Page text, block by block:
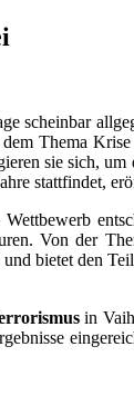
scheinbar
Thema
sie sich,
stattfindet,
Von der
und bietet den
in